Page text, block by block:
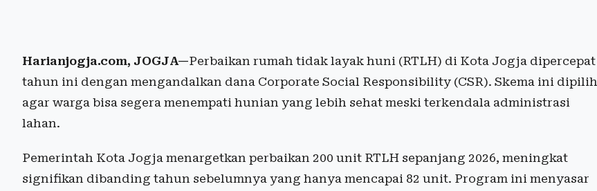
Harianjogja.com, JOGJA—Perbaikan rumah tidak layak huni (RTLH) di Kota Jogja dipercepat
tahun ini dengan mengandalkan dana Corporate Social Responsibility (CSR). Skema ini dipilih
agar warga bisa segera menempati hunian yang lebih sehat meski terkendala administrasi
lahan.
Pemerintah Kota Jogja menargetkan perbaikan 200 unit RTLH sepanjang 2026, meningkat
signifikan dibanding tahun sebelumnya yang hanya mencapai 82 unit. Program ini menyasar